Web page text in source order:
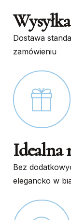
Dostawa
zamówieniu
Idealna
Bez
elegancko w